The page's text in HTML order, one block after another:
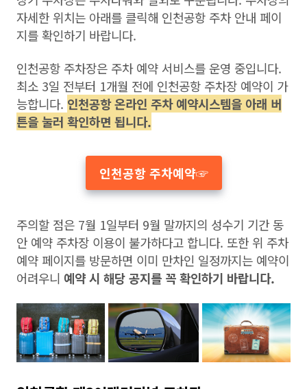
자세한 위치는 아래를 클릭해 인천공항 주차 안내 페이
지를 확인하기 바랍니다.
인천공항 주차장은 주차 예약 서비스를 운영 중입니다.
최소 3일 전부터 1개월 전에 인천공항 주차장 예약이 가
능합니다. 인천공항 온라인 주차 예약시스템을 아래 버
튼을 눌러 확인하면 됩니다.
인천공항 주차예약☞
주의할 점은 7월 1일부터 9월 말까지의 성수기 기간 동
안 예약 주차장 이용이 불가하다고 합니다. 또한 위 주차
예약 페이지를 방문하면 이미 만차인 일정까지는 예약이
어려우니 예약 시 해당 공지를 꼭 확인하기 바랍니다.